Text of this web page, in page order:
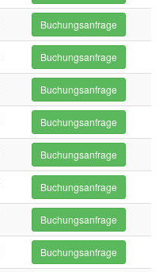
Buchungsanfrage
Buchungsanfrage
Buchungsanfrage
Buchungsanfrage
Buchungsanfrage
Buchungsanfrage
Buchungsanfrage
Buchungsanfrage